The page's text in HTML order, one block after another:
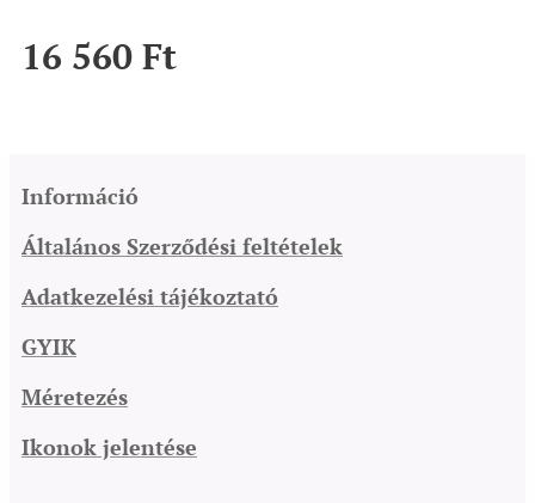
16 560 Ft
Információ
Általános Szerződési feltételek
Adatkezelési tájékoztató
GYIK
Méretezés
Ikonok jelentése